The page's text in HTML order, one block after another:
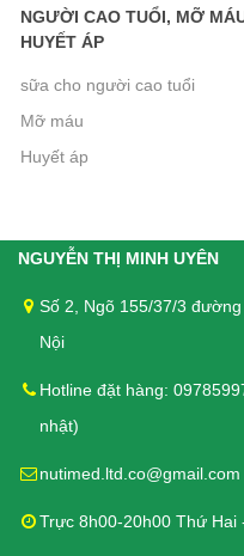
Bánh
Bánh
NGƯỜI CAO TUỔI, MỠ
HUYẾT ÁP
sữa cho người cao tuổi
Mỡ máu
Huyết áp
NGUYỄN THỊ MINH UYÊN
Số 2, Ngõ 155/37/3
Nội
Hotline đặt hàng:
nhật)
nutimed.ltd.co@gmail.com
Trực 8h00-20h00 Thứ Hai